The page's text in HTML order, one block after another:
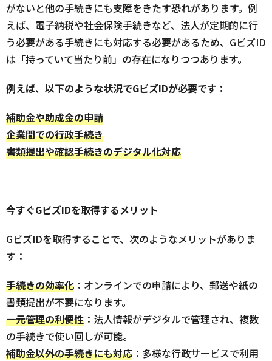
がないと他の手続きにも支障をきたす恐れがあります。例
えば、電子納税や社会保険手続きなど、法人が定期的に行
う必要がある手続きにも対応する必要があるため、GビズID
は「持っていて当たり前」の存在になりつつあります。
例えば、以下のような状況でGビズIDが必要です：
補助金や助成金の申請
企業間での行政手続き
書類提出や確認手続きのデジタル化対応
今すぐGビズIDを取得するメリット
GビズIDを取得することで、次のようなメリットがありま
す：
手続きの効率化 ：オンラインでの申請により、郵送や紙の
書類提出が不要になります。
一元管理の利便性 ：法人情報がデジタルで管理され、複数
の手続きで使い回しが可能。
補助金以外の手続きにも対応 ：多様な行政サービスで利用